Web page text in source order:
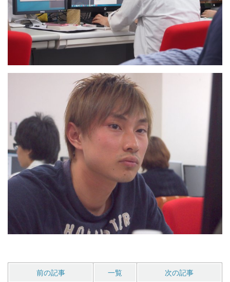
前の記事 一覧 次の記事